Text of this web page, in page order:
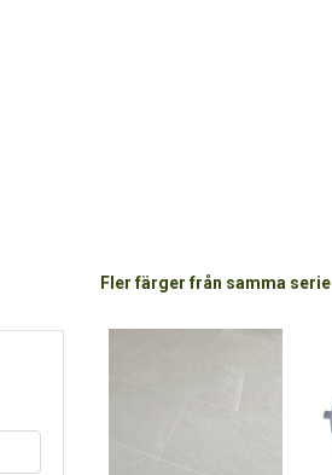
Fler färger från samma serie